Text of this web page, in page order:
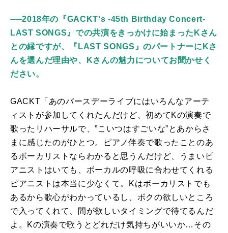
──2018年の『GACKT's -45th Birthday Concert-
LAST SONGS』での共演をきっかけに始まったKさん
との縁ですが、『LAST SONGS』のパートナーにKさ
んを選んだ理由や、Kさんの魅力についてお聞かせく
ださい。
GACKT「あのバースデーライブにはいろんなアーテ
ィストが参加してくれたんだけど、初めて Kの演奏で
歌ったリハーサルで、”こいつはすごいな”とあからさ
まに感じたのがひとつ。ピアノ伴奏で歌ったことのあ
るボーカリストならわかると思うんだけど、うまいピ
アニストはいても、ボーカルの呼吸に合わせてくれる
ピアニストは本当に少なくて。
Kはボーカリストでも
あるから歌心がわかっているし、ボクの欲しいところ
で入ってくれて、間が欲しいタイミングで待てるんだ
よ。Kの演奏で歌うとどれだけ気持ちがいいか… その